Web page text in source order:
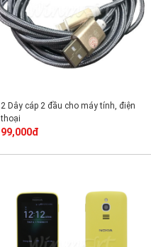
2 Dây cáp 2 đầu cho máy tính, điện
thoại
99,000đ